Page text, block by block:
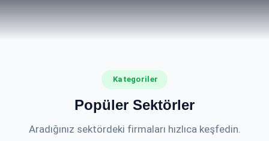
Kategoriler
Popüler Sektörler
Aradığınız sektördeki firmaları hızlıca keşfedin.